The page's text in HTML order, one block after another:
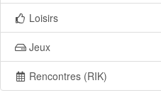
Loisirs
Jeux
Rencontres (RIK)